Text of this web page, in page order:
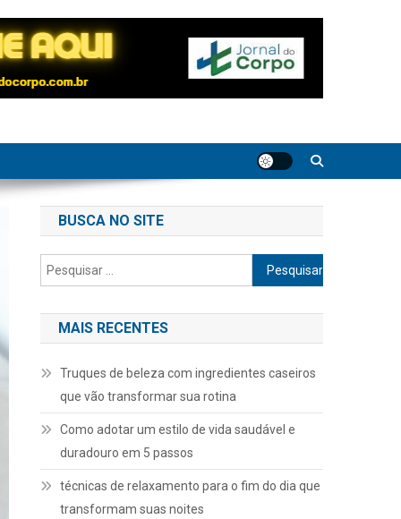
BUSCA NO SITE
Pesquisar
por:
MAIS RECENTES
Truques de beleza com ingredientes caseiros
que vão transformar sua rotina
Como adotar um estilo de vida saudável e
duradouro em 5 passos
técnicas de relaxamento para o fim do dia que
transformam suas noites